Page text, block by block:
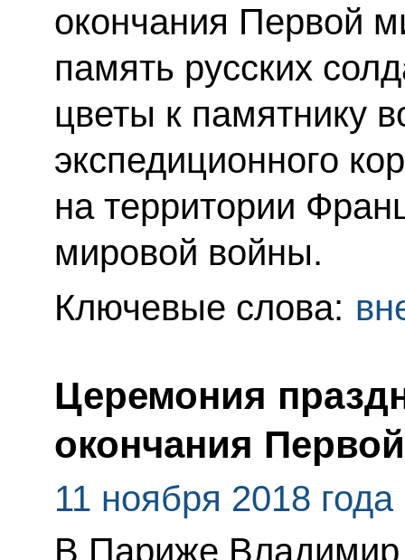
окончания Первой
память русских
цветы к памятнику
экспедиционного
на территории
мировой войны.
Ключевые слова:
Церемония
окончания
11 ноября 2018 года
В Париже Владимир